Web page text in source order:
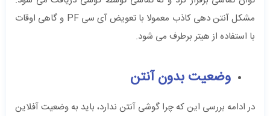
مشکل آنتن دهی کاذب معمولا با تعویض آی سی PF و گاهی اوقات
با استفاده از هیتر برطرف می شود.
وضعیت بدون آنتن
در ادامه بررسی این که چرا گوشی آنتن ندارد، باید به وضعیت آفلاین